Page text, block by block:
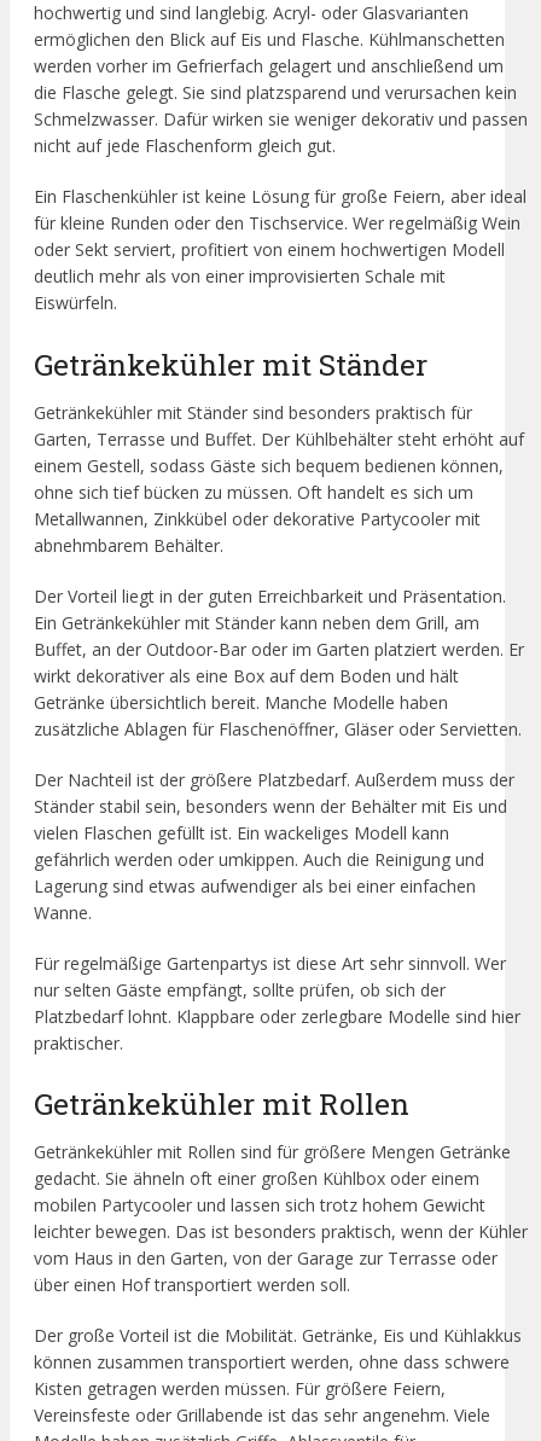
hochwertig und sind langlebig. Acryl- oder Glasvarianten
ermöglichen den Blick auf Eis und Flasche. Kühlmanschetten
werden vorher im Gefrierfach gelagert und anschließend um
die Flasche gelegt. Sie sind platzsparend und verursachen kein
Schmelzwasser. Dafür wirken sie weniger dekorativ und passen
nicht auf jede Flaschenform gleich gut.
Ein Flaschenkühler ist keine Lösung für große Feiern, aber ideal
für kleine Runden oder den Tischservice. Wer regelmäßig Wein
oder Sekt serviert, profitiert von einem hochwertigen Modell
deutlich mehr als von einer improvisierten Schale mit
Eiswürfeln.
Getränkekühler mit Ständer
Getränkekühler mit Ständer sind besonders praktisch für
Garten, Terrasse und Buffet. Der Kühlbehälter steht erhöht auf
einem Gestell, sodass Gäste sich bequem bedienen können,
ohne sich tief bücken zu müssen. Oft handelt es sich um
Metallwannen, Zinkkübel oder dekorative Partycooler mit
abnehmbarem Behälter.
Der Vorteil liegt in der guten Erreichbarkeit und Präsentation.
Ein Getränkekühler mit Ständer kann neben dem Grill, am
Buffet, an der Outdoor-Bar oder im Garten platziert werden. Er
wirkt dekorativer als eine Box auf dem Boden und hält
Getränke übersichtlich bereit. Manche Modelle haben
zusätzliche Ablagen für Flaschenöffner, Gläser oder Servietten.
Der Nachteil ist der größere Platzbedarf. Außerdem muss der
Ständer stabil sein, besonders wenn der Behälter mit Eis und
vielen Flaschen gefüllt ist. Ein wackeliges Modell kann
gefährlich werden oder umkippen. Auch die Reinigung und
Lagerung sind etwas aufwendiger als bei einer einfachen
Wanne.
Für regelmäßige Gartenpartys ist diese Art sehr sinnvoll. Wer
nur selten Gäste empfängt, sollte prüfen, ob sich der
Platzbedarf lohnt. Klappbare oder zerlegbare Modelle sind hier
praktischer.
Getränkekühler mit Rollen
Getränkekühler mit Rollen sind für größere Mengen Getränke
gedacht. Sie ähneln oft einer großen Kühlbox oder einem
mobilen Partycooler und lassen sich trotz hohem Gewicht
leichter bewegen. Das ist besonders praktisch, wenn der Kühler
vom Haus in den Garten, von der Garage zur Terrasse oder
über einen Hof transportiert werden soll.
Der große Vorteil ist die Mobilität. Getränke, Eis und Kühlakkus
können zusammen transportiert werden, ohne dass schwere
Kisten getragen werden müssen. Für größere Feiern,
Vereinsfeste oder Grillabende ist das sehr angenehm. Viele